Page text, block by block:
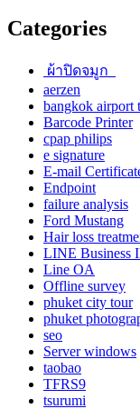
Categories
ผ้าปิดจมูก
aerzen
bangkok airport
Barcode Printer
cpap philips
e signature
E-mail
Endpoint
failure analysis
Ford Mustang
Hair loss
LINE Business
Line OA
Offline survey
phuket city tour
phuket
seo
Server windows
taobao
TFRS9
tsurumi